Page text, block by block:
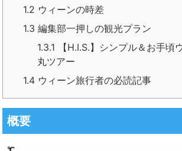
1.2 ウィーンの時差
1.3 編集部一押しの観光プラン
1.3.1 【H.I.S.】シンプル＆お手頃
丸ツアー
1.4 ウィーン旅行者の必読記事
概要